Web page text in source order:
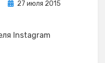
Posted
27 июля 2015